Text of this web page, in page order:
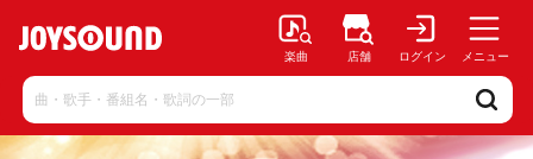
楽曲 店舗 ログイン メニュー